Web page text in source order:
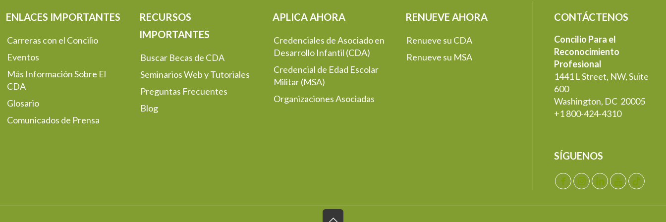
ENLACES IMPORTANTES
Carreras con el Concilio
Eventos
Más Información Sobre El
CDA
Glosario
Comunicados de Prensa
RECURSOS
IMPORTANTES
Buscar Becas de CDA
Seminarios Web y Tutoriales
Preguntas Frecuentes
Blog
APLICA AHORA
Credenciales de Asociado en
Desarrollo Infantil (CDA)
Credencial de Edad Escolar
Militar (MSA)
Organizaciones Asociadas
RENUEVE AHORA
Renueve su CDA
Renueve su MSA
CONTÁCTENOS
Concilio Para el
Reconocimiento
Profesional
1441 L Street, NW, Suite
600
Washington, DC 20005
+1 800-424-4310
SÍGUENOS